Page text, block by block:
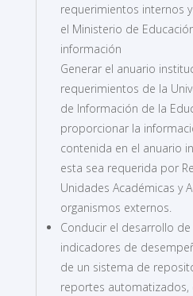
requerimientos internos
el Ministerio de
información
Generar el anuario
requerimientos de la
de Información de la
proporcionar la
contenida en el anuario
esta sea requerida por
Unidades Académicas y
organismos externos.
Conducir el desarrollo
indicadores de
de un sistema de
reportes